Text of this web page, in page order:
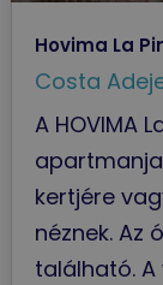
Hovima La
Costa
A HOVIMA
kertjére
néznek. Az
található. A